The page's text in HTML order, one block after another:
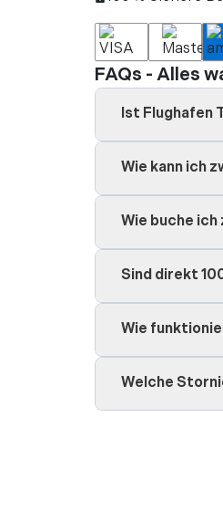
FAQs - Alles
Ist Flughafen
Wie kann ich
Wie buche
Sind direkt
Wie
Welche